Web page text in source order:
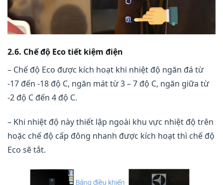
2.6. Chế độ Eco tiết kiệm điện
– Chế độ Eco được kích hoạt khi nhiệt độ ngăn đá từ
-17 đến -18 độ C, ngăn mát từ 3 – 7 độ C, ngăn giữa từ
-2 độ C đến 4 độ C.
– Khi nhiệt độ này thiết lập ngoài khu vực nhiệt độ trên
hoặc chế độ cấp đông nhanh được kích hoạt thì chế độ
Eco sẽ tắt.